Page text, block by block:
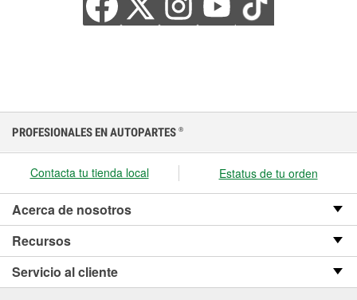
PROFESIONALES EN AUTOPARTES ®
Contacta tu tienda local Estatus de tu orden
Acerca de nosotros
Recursos
Servicio al cliente